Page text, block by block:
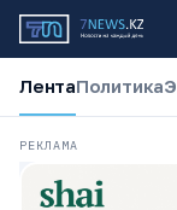
ЛентаПолитика
РЕКЛАМА